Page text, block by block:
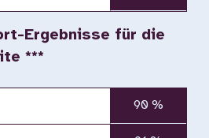
Ergebnisse für die
***
90 %